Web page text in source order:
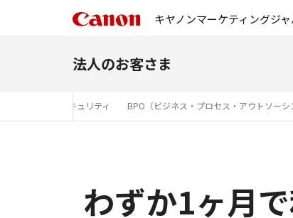
キヤノンマーケティングジ
法人のお客さま
セキュリティ BPO（ビジネス・プロセス・アウトソーシ
わずか1ヶ月